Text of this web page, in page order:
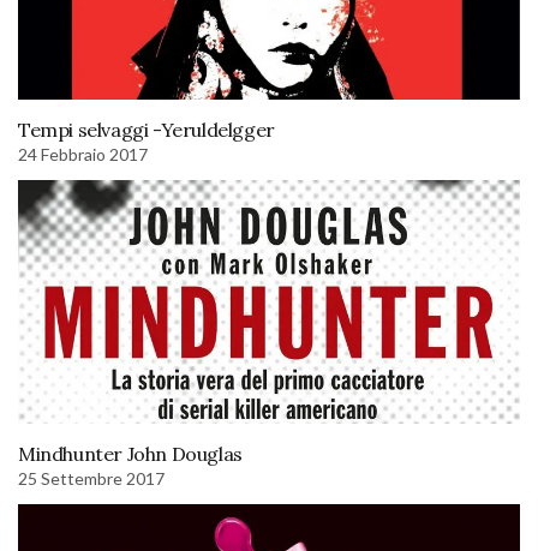
Tempi selvaggi -Yeruldelgger
24 Febbraio 2017
Mindhunter John Douglas
25 Settembre 2017